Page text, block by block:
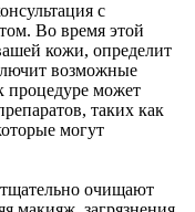
с
Во время этой
кожи, определит
возможные
процедуре может
таких как
могут
очищают